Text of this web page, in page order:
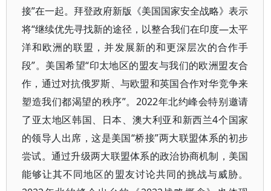
接”在一起。拜登政府新版《美国国家安全战略》表示
将“继续优先寻找新的途径，以整合我们在印度—太平
洋和欧洲的联盟，并发展新的和更深层次的合作手
段”。美国希望“印太地区的盟友与我们的欧洲盟友合
作，通过对抗俄罗斯、与欧盟和英国合作对华竞争来
塑造我们都渴望的秩序”。2022年北约峰会特别邀请
了亚太地区韩国、日本、澳大利亚和新西兰4个国家
的领导人出席，这是美国“桥接”两大联盟体系的初步
尝试。通过升级两大联盟体系的政治协商机制，美国
能够让其不同地区的盟友讨论共同的挑战与威胁。